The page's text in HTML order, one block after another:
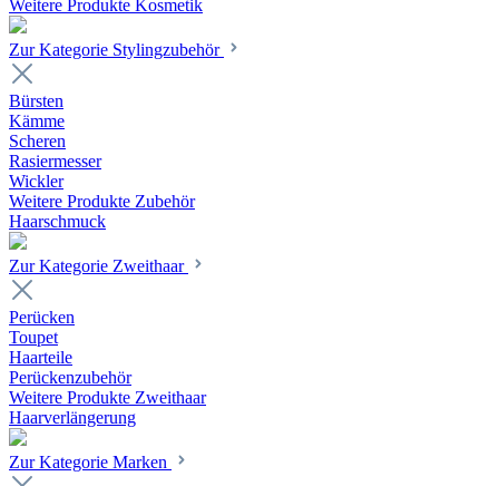
Weitere Produkte Kosmetik
Zur Kategorie Stylingzubehör
Bürsten
Kämme
Scheren
Rasiermesser
Wickler
Weitere Produkte Zubehör
Haarschmuck
Zur Kategorie Zweithaar
Perücken
Toupet
Haarteile
Perückenzubehör
Weitere Produkte Zweithaar
Haarverlängerung
Zur Kategorie Marken